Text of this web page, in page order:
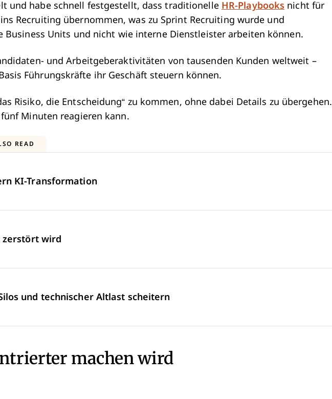
und habe schnell festgestellt, dass traditionelle HR-Playbooks nicht für
Recruiting übernommen, was zu Sprint Recruiting wurde und
Units und nicht wie interne Dienstleister arbeiten können.
und Arbeitgeberaktivitäten von tausenden Kunden weltweit –
Führungskräfte ihr Geschäft steuern können.
Risiko, die Entscheidung“ zu kommen, ohne dabei Details zu übergehen.
Minuten reagieren kann.
READ
KI-Transformation
zerstört wird
und technischer Altlast scheitern
machen wird